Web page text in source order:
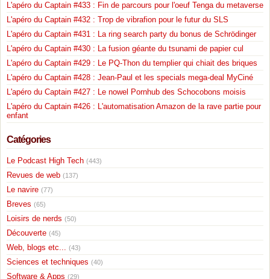
L'apéro du Captain #433 : Fin de parcours pour l'oeuf Tenga du metaverse
L'apéro du Captain #432 : Trop de vibrafion pour le futur du SLS
L'apéro du Captain #431 : La ring search party du bonus de Schrödinger
L'apéro du Captain #430 : La fusion géante du tsunami de papier cul
L'apéro du Captain #429 : Le PQ-Thon du templier qui chiait des briques
L'apéro du Captain #428 : Jean-Paul et les specials mega-deal MyCiné
L'apéro du Captain #427 : Le nowel Pornhub des Schocobons moisis
L'apéro du Captain #426 : L'automatisation Amazon de la rave partie pour
enfant
Catégories
Le Podcast High Tech (443)
Revues de web (137)
Le navire (77)
Breves (65)
Loisirs de nerds (50)
Découverte (45)
Web, blogs etc... (43)
Sciences et techniques (40)
Software & Apps (29)